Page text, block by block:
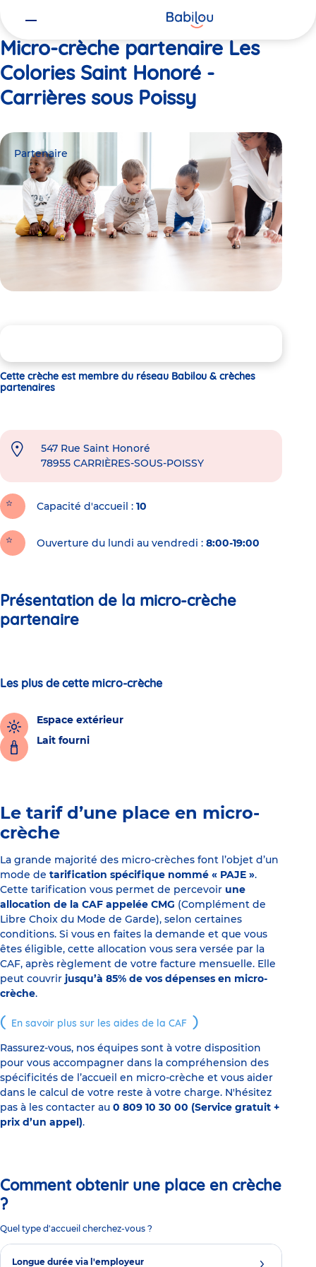
Micro-crèche partenaire Les
Colories Saint Honoré -
Carrières sous Poissy
Partenaire
Cette crèche est membre du réseau Babilou & crèches
partenaires
547 Rue Saint Honoré
78955 CARRIÈRES-SOUS-POISSY
Capacité d'accueil 10
Ouverture du lundi au vendredi : 8:00-19:00
Présentation de la micro-crèche
partenaire
Les plus de cette micro-crèche
Espace extérieur
Lait fourni
Le tarif d’une place en micro-
crèche
La grande majorité des micro-crèches font l’objet d’un
mode de tarification spécifique nommé « PAJE ».
Cette tarification vous permet de percevoir une
allocation de la CAF appelée CMG (Complément de
Libre Choix du Mode de Garde), selon certaines
conditions. Si vous en faites la demande et que vous
êtes éligible, cette allocation vous sera versée par la
CAF, après règlement de votre facture mensuelle. Elle
peut couvrir jusqu’à 85% de vos dépenses en micro-
crèche.
En savoir plus sur les aides de la CAF
Rassurez-vous, nos équipes sont à votre disposition
pour vous accompagner dans la compréhension des
spécificités de l’accueil en micro-crèche et vous aider
dans le calcul de votre reste à votre charge. N'hésitez
pas à les contacter au 0 809 10 30 00 (Service gratuit +
prix d’un appel).
Comment obtenir une place en crèche
?
Quel type d'accueil cherchez-vous ?
Longue durée via l'employeur